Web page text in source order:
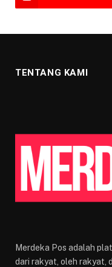
TENTANG KAMI
Merdeka Pos adalah
dari rakyat, oleh rakyat,